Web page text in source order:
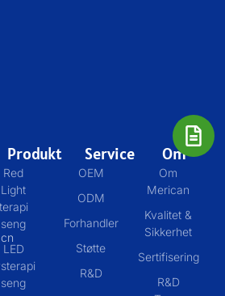
Produkt
Red
Light
terapi
seng
LED
seng
Service
OEM
ODM
Forhandler
Støtte
R&D
Om
Om
Merican
Kvalitet &
Sikkerhet
Sertifisering
R&D